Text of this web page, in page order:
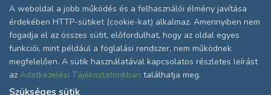
A weboldal a jobb működés és a felhasználói élmény javítása
érdekében HTTP-sütiket (cookie-kat) alkalmaz. Amennyiben nem
fogadja el az összes sütit, előfordulhat, hogy az oldal egyes
funkciói, mint például a foglalási rendszer, nem működnek
megfelelően. A sütik használatával kapcsolatos részletes leírást
az Adatkezelési Tájékoztatónkban találhatja meg.
Szükséges sütik